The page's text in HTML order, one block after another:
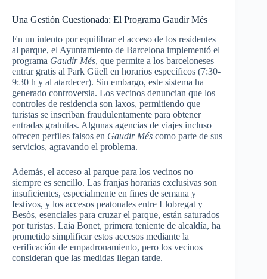
Una Gestión Cuestionada: El Programa Gaudir Més
En un intento por equilibrar el acceso de los residentes
al parque, el Ayuntamiento de Barcelona implementó el
programa Gaudir Més, que permite a los barceloneses
entrar gratis al Park Güell en horarios específicos (7:30-
9:30 h y al atardecer). Sin embargo, este sistema ha
generado controversia. Los vecinos denuncian que los
controles de residencia son laxos, permitiendo que
turistas se inscriban fraudulentamente para obtener
entradas gratuitas. Algunas agencias de viajes incluso
ofrecen perfiles falsos en Gaudir Més como parte de sus
servicios, agravando el problema.
Además, el acceso al parque para los vecinos no
siempre es sencillo. Las franjas horarias exclusivas son
insuficientes, especialmente en fines de semana y
festivos, y los accesos peatonales entre Llobregat y
Besòs, esenciales para cruzar el parque, están saturados
por turistas. Laia Bonet, primera teniente de alcaldía, ha
prometido simplificar estos accesos mediante la
verificación de empadronamiento, pero los vecinos
consideran que las medidas llegan tarde.